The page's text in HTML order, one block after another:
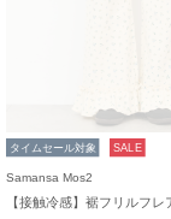
タイムセール対象 SALE
Samansa Mos2
【接触冷感】裾フリルフレ